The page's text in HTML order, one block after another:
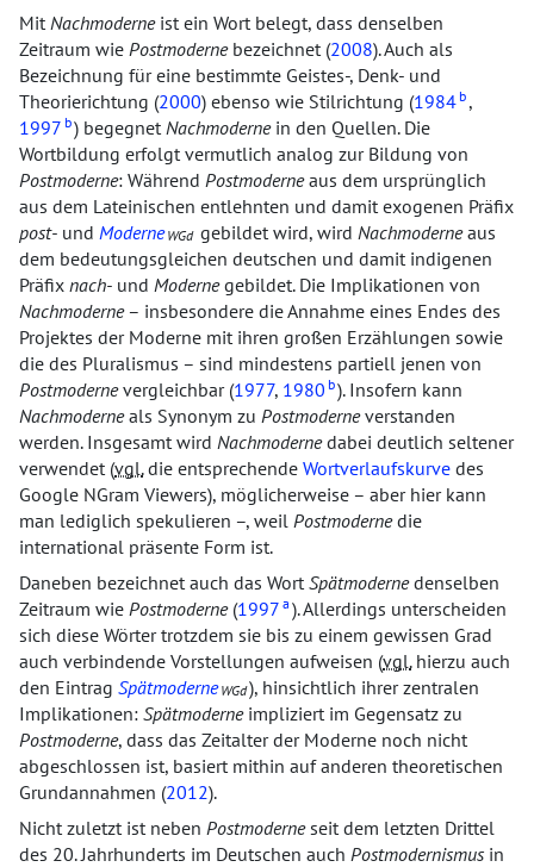
MitNachmoderneist ein Wort belegt, dass denselben
Zeitraum wie Postmodernebezeichnet (2008). Auch als
Bezeichnung für eine bestimmte Geistes-, Denk- und
Theorierichtung (2000) ebenso wie Stilrichtung (1984 b ,
1997 b) begegnetNachmodernein den Quellen. Die
Wortbildung erfolgt vermutlich analog zur Bildung von
Postmoderne: Während Postmoderneaus dem ursprünglich
aus dem Lateinischen entlehnten und damit exogenen Präfix
post- und Moderne WGd gebildet wird, wird Nachmoderneaus
dem bedeutungsgleichen deutschen und damit indigenen
Präfix nach- und Modernegebildet. Die Implikationen von
Nachmoderne– insbesondere die Annahme eines Endes des
Projektes der Moderne mit ihren großen Erzählungen sowie
die des Pluralismus – sind mindestens partiell jenen von
Postmodernevergleichbar (1977, 1980 b). Insofern kann
Nachmoderneals Synonym zu Postmoderneverstanden
werden. Insgesamt wird Nachmodernedabei deutlich seltener
verwendet (vgl.die entsprechende Wortverlaufskurve des
Google NGram Viewers), möglicherweise – aber hier kann
man lediglich spekulieren –, weil Postmodernedie
international präsente Form ist.
Daneben bezeichnet auch das WortSpätmodernedenselben
Zeitraum wie Postmoderne(1997 a ). Allerdings unterscheiden
sich diese Wörter trotzdem sie bis zu einem gewissen Grad
auch verbindende Vorstellungen aufweisen (vgl.hierzu auch
den Eintrag Spätmoderne WGd), hinsichtlich ihrer zentralen
Implikationen: Spätmoderneimpliziert im Gegensatz zu
Postmoderne, dass das Zeitalter der Moderne noch nicht
abgeschlossen ist, basiert mithin auf anderen theoretischen
Grundannahmen (2012).
Nicht zuletzt ist neben Postmoderneseit dem letzten Drittel
des 20. Jahrhunderts im Deutschen auch Postmodernismus in